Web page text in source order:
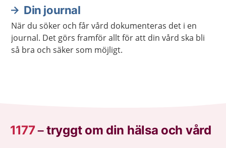
Din journal
När du söker och får vård dokumenteras det i en
journal. Det görs framför allt för att din vård ska bli
så bra och säker som möjligt.
1177–tryggt om din hälsa och vård